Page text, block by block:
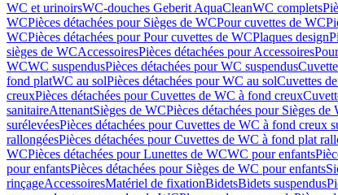
WC et urinoirsWC-douches Geberit AquaCleanWC complets
WCPièces détachées pour Sièges de WCPour cuvettes de WC
WCPièces détachées pour Pour cuvettes de WCPlaques design
sièges de WCAccessoiresPièces détachées pour Accessoires
WCWC suspendusPièces détachées pour WC suspendus
fond platWC au solPièces détachées pour WC au solCuvettes
creuxPièces détachées pour Cuvettes de WC à fond creux
sanitaireAttenantSièges de WCPièces détachées pour Sièges de
surélevéesPièces détachées pour Cuvettes de WC à fond creux
rallongéesPièces détachées pour Cuvettes de WC à fond plat
WCPièces détachées pour Lunettes de WCWC pour enfants
pour enfantsPièces détachées pour Sièges de WC pour enfants
rinçageAccessoiresMatériel de fixationBidetsBidets suspendus